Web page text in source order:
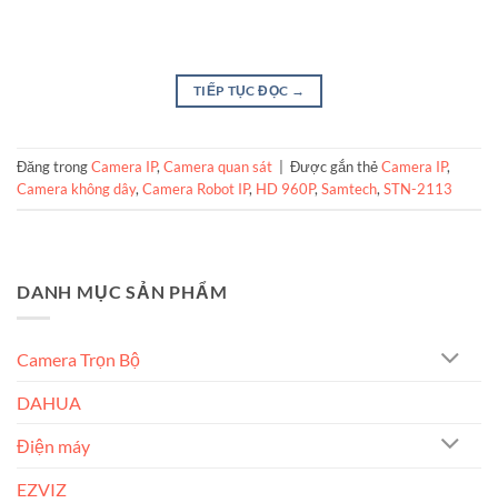
TIẾP TỤC ĐỌC →
Đăng trongCamera IP, Camera quan sát Được gắn thẻCamera IP,
Camera không dây, Camera Robot IP, HD 960P, Samtech, STN-2113
DANH MỤC SẢN PHẨM
Camera Trọn Bộ
DAHUA
Điện máy
EZVIZ